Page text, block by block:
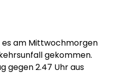
es am Mittwochmorgen
gekommen.
gegen 2.47 Uhr aus